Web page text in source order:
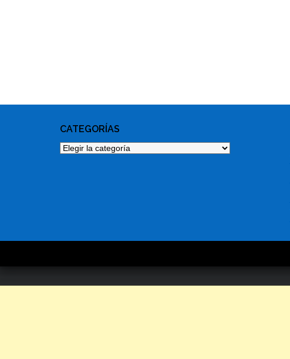
CATEGORÍAS
Categorías